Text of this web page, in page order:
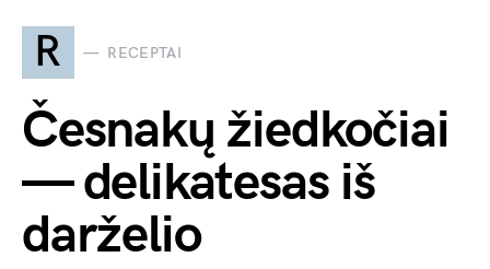
R RECEPTAI
Česnakų žiedkočiai
— delikatesas iš
darželio